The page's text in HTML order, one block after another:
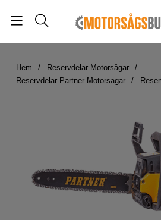
Hem
Reservdelar Motorsågar
Reservdelar Partner Motorsågar